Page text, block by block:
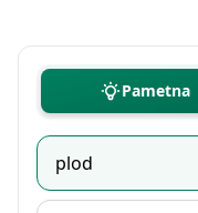
Pametna